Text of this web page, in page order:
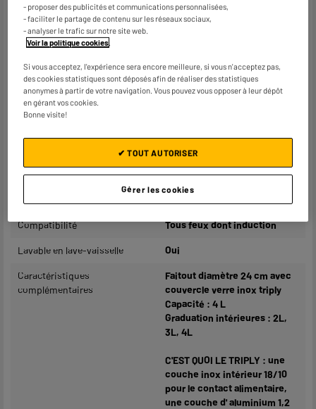
Marque VALBERG
Type de produit
Coloris INOX
Diamètre (cm) 24cm
Inox
Matière intérieure Inox
Compatibilité Tous feux dont induction
Lavable en lave-vaisselle Oui
Caractéristiques
complémentaires
Faitout diamètre 24 cm avec
couvercle verre inox triply
Capacité : 4 L
Graduation intérieures : 2L,
3L, 4L
C'EST QUOI LE TRIPLY : une
couche inox intérieur 18/10
pour le contact alimentaire,
une couche d' aluminium 1,2
- proposer des publicités et communications personnalisées,
- faciliter le partage de contenu sur les réseaux sociaux,
- analyser le trafic sur notre site web.
Voir la politique cookies.
Si vous acceptez, l'expérience sera encore meilleure, si vous n'acceptez pas,
des cookies statistiques sont déposés afin de réaliser des statistiques
anonymes à partir de votre navigation. Vous pouvez vous opposer à leur dépôt
en gérant vos cookies.
Bonne visite!
Gérer les cookies
✔ TOUT AUTORISER